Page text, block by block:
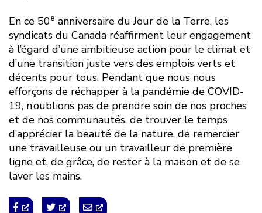
En ce 50e anniversaire du Jour de la Terre, les
syndicats du Canada réaffirment leur engagement
à l’égard d’une ambitieuse action pour le climat et
d’une transition juste vers des emplois verts et
décents pour tous. Pendant que nous nous
efforçons de réchapper à la pandémie de COVID-
19, n’oublions pas de prendre soin de nos proches
et de nos communautés, de trouver le temps
d’apprécier la beauté de la nature, de remercier
une travailleuse ou un travailleur de première
ligne et, de grâce, de rester à la maison et de se
laver les mains.